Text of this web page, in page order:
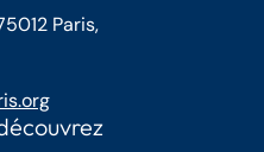
Paris,